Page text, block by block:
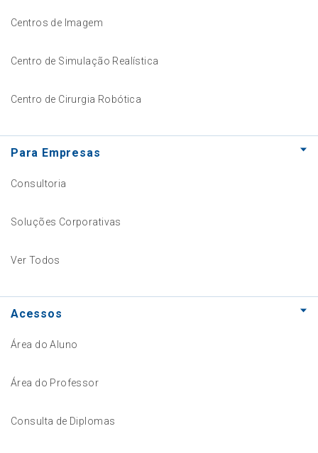
Centros de Imagem
Centro de Simulação Realística
Centro de Cirurgia Robótica
Para Empresas
Consultoria
Soluções Corporativas
Ver Todos
Acessos
Área do Aluno
Área do Professor
Consulta de Diplomas